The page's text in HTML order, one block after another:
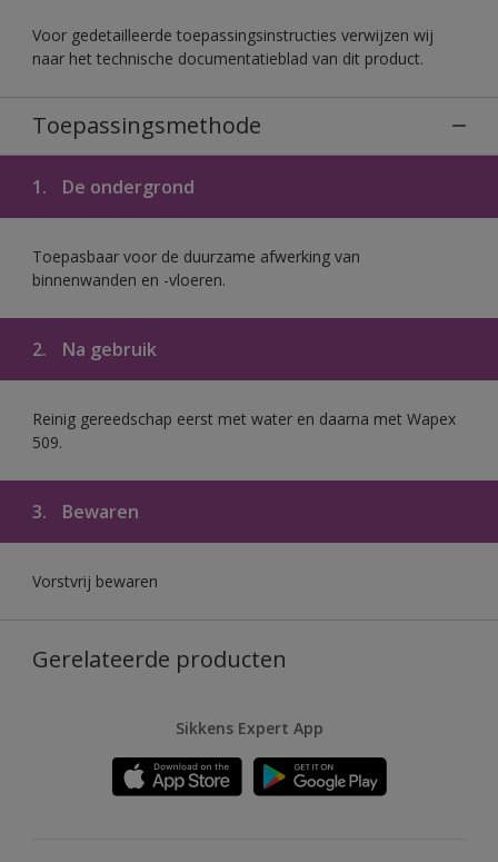
Voor gedetailleerde toepassingsinstructies verwijzen wij
naar het technische documentatieblad van dit product.
Toepassingsmethode
1. De ondergrond
Toepasbaar voor de duurzame afwerking van
binnenwanden en -vloeren.
2. Na gebruik
Reinig gereedschap eerst met water en daarna met Wapex
509.
3. Bewaren
Vorstvrij bewaren
Gerelateerde producten
Sikkens Expert App